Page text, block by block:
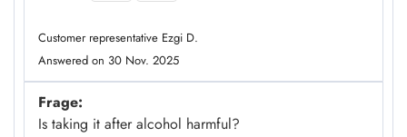
Customer representative Ezgi D.
Answered on 30 Nov. 2025
Frage:
Is taking it after alcohol harmful?